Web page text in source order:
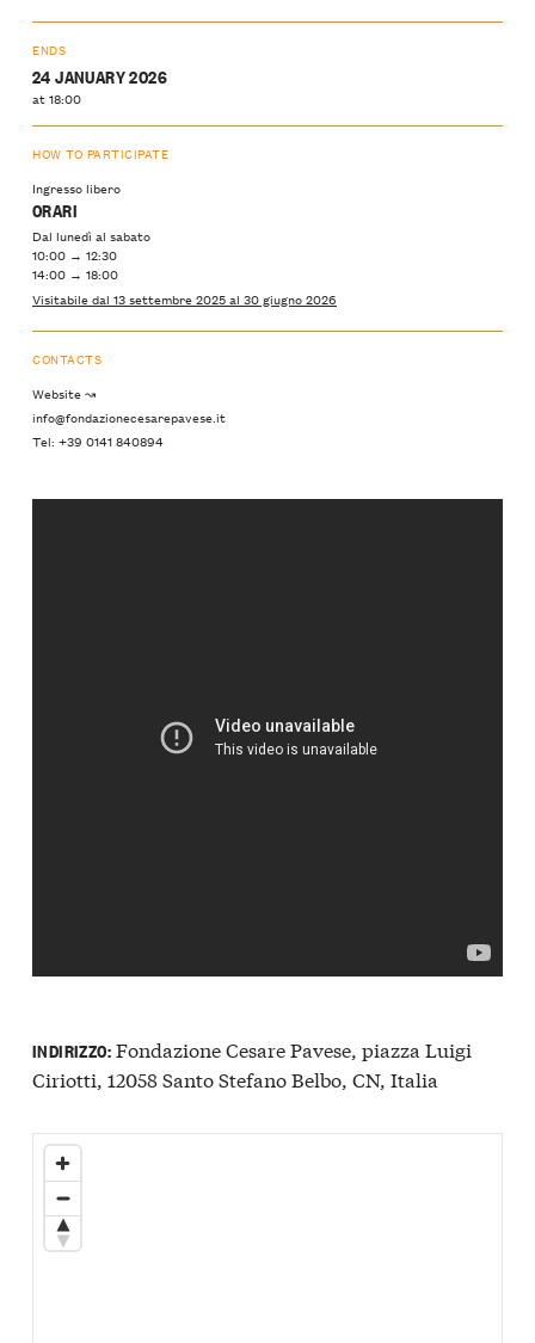
ENDS
24 JANUARY 2026
at 18:00
HOW TO PARTICIPATE
Ingresso libero
ORARI
Dal lunedì al sabato
10:00 → 12:30
14:00 → 18:00
Visitabile dal 13 settembre 2025 al 30 giugno 2026
CONTACTS
Website ↝
info@fondazionecesarepavese.it
Tel: +39 0141 840894
INDIRIZZO:Fondazione Cesare Pavese, piazza Luigi
Ciriotti, 12058 Santo Stefano Belbo, CN, Italia